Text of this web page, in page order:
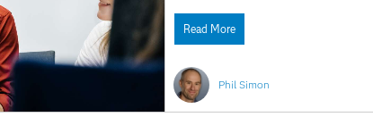
Phil Simon
Read More